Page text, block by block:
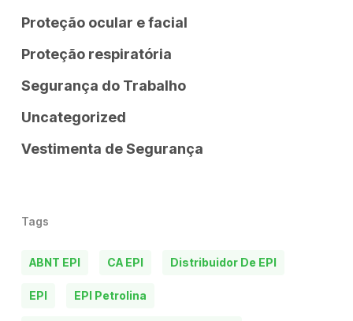
Proteção ocular e facial
Proteção respiratória
Segurança do Trabalho
Uncategorized
Vestimenta de Segurança
Tags
ABNT EPI CA EPI Distribuidor De EPI
EPI EPI Petrolina